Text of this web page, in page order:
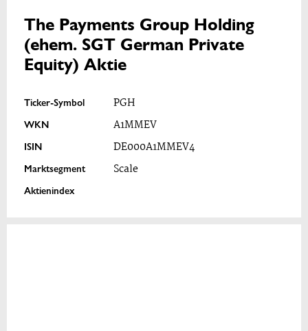
The Payments Group Holding
(ehem. SGT German Private
Equity) Aktie
Ticker-Symbol PGH
WKN A1MMEV
ISIN DE000A1MMEV4
Marktsegment Scale
Aktienindex